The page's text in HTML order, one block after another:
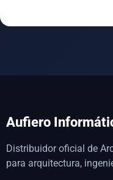
Aufiero
Distribuidor oficial de
para arquitectura,